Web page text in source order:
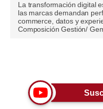
La transformación digital
las marcas demandan
commerce, datos y
Composición Gestión/